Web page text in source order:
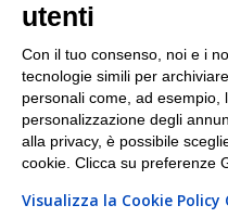
I nostri punti di ritiro
Torino|Milano|Roma|
utenti
Con il tuo consenso, noi e i
tecnologie simili per
personali come, ad esempio,
personalizzazione degli
alla privacy, è possibile
cookie. Clicca su preferenze
Visualizza la Cookie Policy